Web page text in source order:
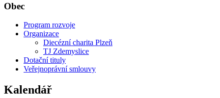
Obec
Program rozvoje
Organizace
Diecézní charita Plzeň
TJ Zdemyslice
Dotační tituly
Veřejnoprávní smlouvy
Kalendář